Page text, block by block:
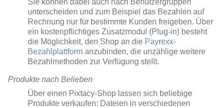
unterscheiden und zum Beispiel das Bezahlen auf
Rechnung nur für bestimmte Kunden freigeben. Über
ein kostenpflichtiges Zusatzmodul (Plug-in) besteht
die Möglichkeit, den Shop an die Payrexx-
Bezahlplattform anzubinden, die unzählige weitere
Bezahlmethoden zur Verfügung stellt.
Produkte nach Belieben
Über einen Pixtacy-Shop lassen sich beliebige
Produkte verkaufen: Dateien in verschiedenen